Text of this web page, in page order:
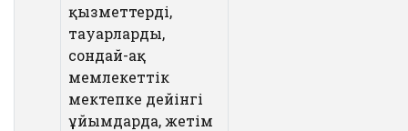
қызметтерді,
тауарларды,
сондай-ақ
мемлекеттік
мектепке дейінгі
ұйымдарда, жетім